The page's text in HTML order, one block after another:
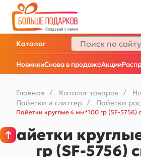
НовинкиСнова в продажеАкции
Каталог
Главная / Каталог товаров /
Пайетки и глиттер / Пайетки
Пайетки круглые 4 мм*100 гр (SF-5756)
Пайетки
гр (SF-5756)